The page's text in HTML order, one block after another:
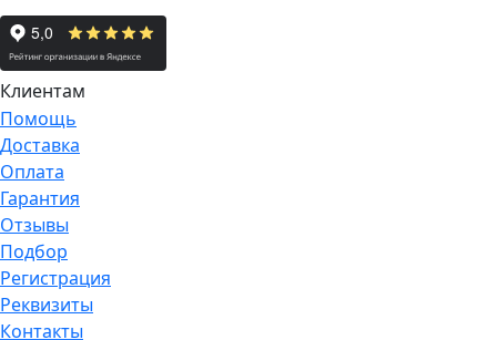
Клиентам
Помощь
Доставка
Оплата
Гарантия
Отзывы
Подбор
Регистрация
Реквизиты
Контакты